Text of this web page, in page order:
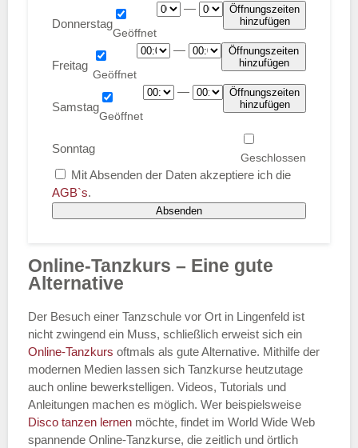
Donnerstag
—
Öffnungszeiten
hinzufügen
Freitag
—
Öffnungszeiten
hinzufügen
Samstag
—
Öffnungszeiten
hinzufügen
Sonntag
Mit Absenden der Daten akzeptiere ich die
AGB`s.
Absenden
Online-Tanzkurs – Eine gute
Alternative
Der Besuch einer Tanzschule vor Ort in Lingenfeld ist
nicht zwingend ein Muss, schließlich erweist sich ein
Online-Tanzkurs oftmals als gute Alternative. Mithilfe der
modernen Medien lassen sich Tanzkurse heutzutage
auch online bewerkstelligen. Videos, Tutorials und
Anleitungen machen es möglich. Wer beispielsweise
Disco tanzen lernen möchte, findet im World Wide Web
spannende Online-Tanzkurse, die zeitlich und örtlich